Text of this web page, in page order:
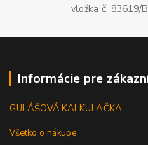
vložka č. 83619/
Informácie pre
GULÁŠOVÁ KALKULAČKA
Všetko o nákupe